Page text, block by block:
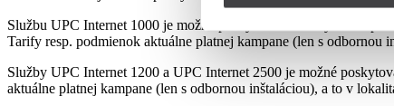
Službu UPC Internet 1000 je možné poskytovať len s využitím
Tarify resp. podmienok aktuálne platnej kampane (len s
Služby UPC Internet 1200 a UPC Internet 2500 je možné
aktuálne platnej kampane (len s odbornou inštaláciou), a to v